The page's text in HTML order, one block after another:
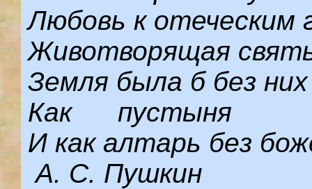
Любовь к отеческим
Животворящая
Земля была б без
Как пустыня
И как алтарь без
А. С. Пушкин